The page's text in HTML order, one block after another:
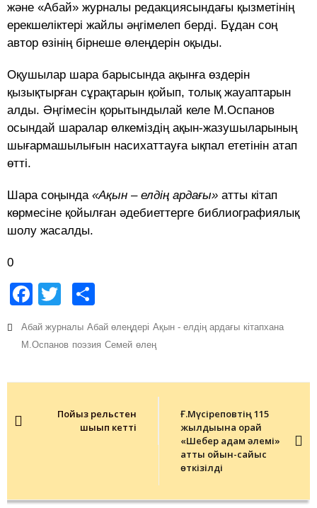
және «Абай» журналы редакциясындағы қызметінің
ерекшеліктері жайлы әңгімелеп берді. Бұдан соң
автор өзінің бірнеше өлеңдерін оқыды.
Оқушылар шара барысында ақынға өздерін
қызықтырған сұрақтарын қойып, толық жауаптарын
алды. Әңгімесін қорытындылай келе М.Оспанов
осындай шаралар өлкеміздің ақын-жазушыларының
шығармашылығын насихаттауға ықпал ететінін атап
өтті.
Шара соңында «Ақын – елдің ардағы» атты кітап
көрмесіне қойылған әдебиеттерге библиографиялық
шолу жасалды.
0
Facebook
Twitter
Абай журналы Абай өлеңдері Ақын - елдің ардағы кітапхана
М.Оспанов поэзия Семей өлең
navigationПойыз рельстен
шығып кетті
Ғ.Мүсіреповтің 115
жылдығына орай
«Шебер адам әлемі»
атты ойын-сайыс
өткізілді